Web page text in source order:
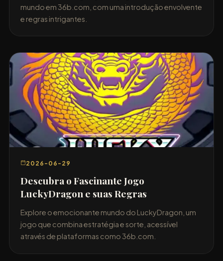
mundo em 36b.com, com uma introdução envolvente
e regras intrigantes.
2026-06-29
Descubra o Fascinante Jogo
LuckyDragon e suas Regras
Explore o emocionante mundo do LuckyDragon, um
jogo que combina estratégia e sorte, acessível
através de plataformas como 36b.com.